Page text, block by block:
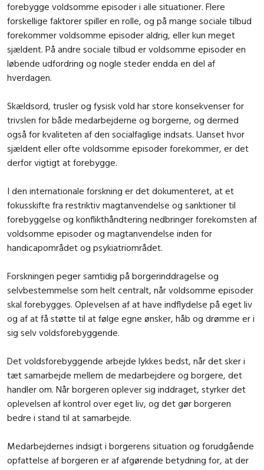
forebygge voldsomme episoder i alle situationer. Flere
forskellige faktorer spiller en rolle, og på mange sociale tilbud
forekommer voldsomme episoder aldrig, eller kun meget
sjældent. På andre sociale tilbud er voldsomme episoder en
løbende udfordring og nogle steder endda en del af
hverdagen.
Skældsord, trusler og fysisk vold har store konsekvenser for
trivslen for både medarbejderne og borgerne, og dermed
også for kvaliteten af den socialfaglige indsats. Uanset hvor
sjældent eller ofte voldsomme episoder forekommer, er det
derfor vigtigt at forebygge.
I den internationale forskning er det dokumenteret, at et
fokusskifte fra restriktiv magtanvendelse og sanktioner til
forebyggelse og konflikthåndtering nedbringer forekomsten af
voldsomme episoder og magtanvendelse inden for
handicapområdet og psykiatriområdet.
Forskningen peger samtidig på borgerinddragelse og
selvbestemmelse som helt centralt, når voldsomme episoder
skal forebygges. Oplevelsen af at have indflydelse på eget liv
og af at få støtte til at følge egne ønsker, håb og drømme er i
sig selv voldsforebyggende.
Det voldsforebyggende arbejde lykkes bedst, når det sker i
tæt samarbejde mellem de medarbejdere og borgere, det
handler om. Når borgeren oplever sig inddraget, styrker det
oplevelsen af kontrol over eget liv, og det gør borgeren
bedre i stand til at samarbejde.
Medarbejdernes indsigt i borgerens situation og forudgående
opfattelse af borgeren er af afgørende betydning for, at der